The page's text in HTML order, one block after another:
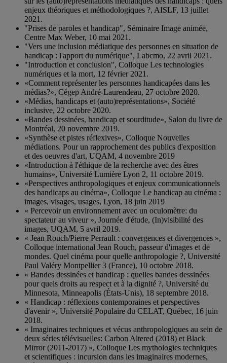
enjeux théoriques et méthodologiques ?, AISLF, 13 juillet
2021.
"Prises de paroles et handicap", Séminaire Image animée,
Centre Max Weber, 10 mai 2021.
"Vers une inclusion médiatique des personnes en situation de
handicap : l'apport du numérique", Labcmo, 22 avril 2021.
"Introduction et conclusion", Colloque Les technologies
numériques et la mort, 12 février 2021.
«Comment représenter les personnes handicapées dans les
médias?», Cégep André-Laurendeau, 27 octobre 2020.
«Médias, handicaps et (auto)représentations», Société
inclusive, 22 octobre 2020.
«Bandes dessinées, handicap et sourditude», Salon du livre de
Montréal, 20 novembre 2019.
«Synthèse et pistes réflexives», Colloque Nouvelles
médiations. Pour un rapprochement des publics d'exposition
et des oeuvres d'art, UQAM, 4 novembre 2019
«Introduction à l'éthique de la recherche avec des êtres
humains», Université Lumière Lyon 2, 11 octobre 2019.
«Perspectives anthropologiques et enjeux communicationnels
des handicaps au cinéma», Colloque Le handicap au cinéma :
images, visages, usages, Lyon, 18 juin 2019
« Percevoir un environnement avec un oculomètre: du
spectateur au viveur », Journée d'étude, (In)visibilité des
images, UQAM, 5 avril 2019.
« Jean Rouch/Pierre Perrault : convergences et divergences »,
Colloque international Jean Rouch, passeur d'images et de
mondes. Quel cinéma pour quelle anthropologie ?, Université
Paul Valéry Montpellier 3 (France), 10 octobre 2018.
« Bandes dessinées et handicap : quelles bandes dessinées
pour quels droits au respect et à la dignité ?, Université du
Minnesota, Minneapolis (États-Unis), 18 septembre 2018.
« Handicap : réflexions contemporaines et perspectives
d'avenir », Université Populaire du CELAT, Québec, 16 juin
2018.
« Imaginaires techniques et vécus anthropologiques au sein de
deux séries télévisuelles: Carbon Altered (2018) et Black
Mirror (2011-2017) », Colloque Les mythologies techniques
et scientifiques : incursion dans les imaginaires modernes,